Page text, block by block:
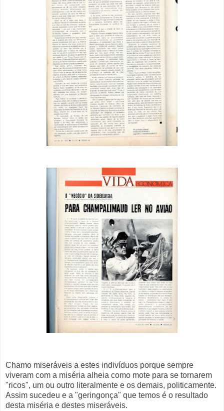
Chamo miseráveis a estes indivíduos porque sempre
viveram com a miséria alheia como mote para se tornarem
"ricos", um ou outro literalmente e os demais, politicamente.
Assim sucedeu e a "geringonça" que temos é o resultado
desta miséria e destes miseráveis.